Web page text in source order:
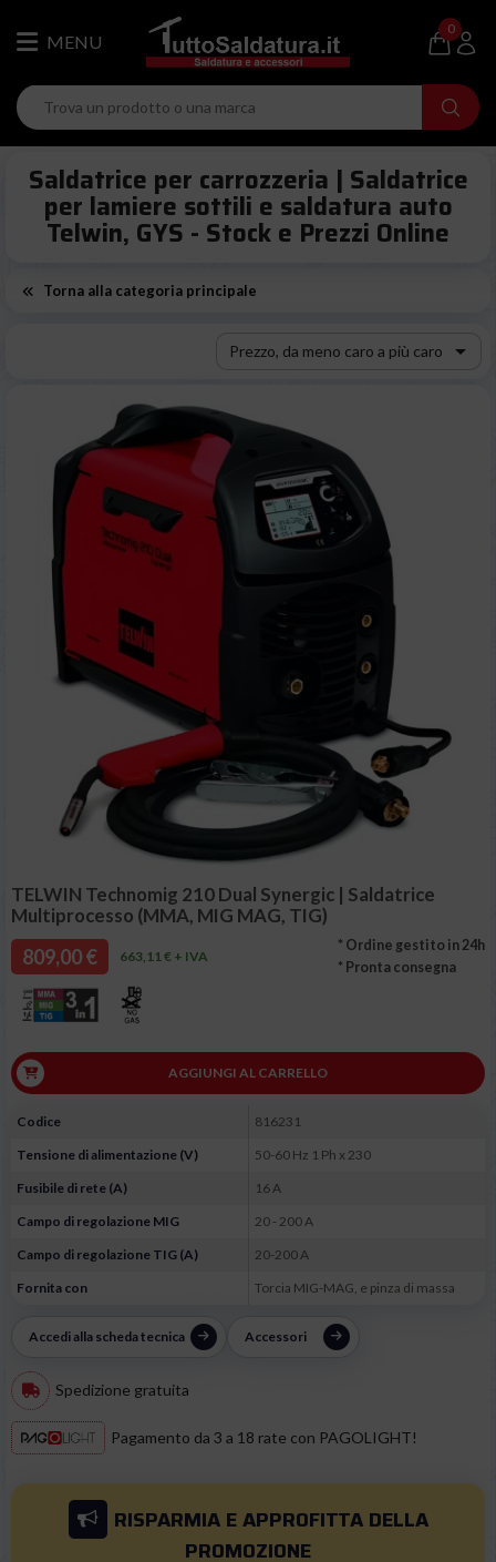
0
Saldatrice per carrozzeria | Saldatrice
per lamiere sottili e saldatura auto
Telwin, GYS - Stock e Prezzi Online
Torna alla categoria principale
Prezzo, da meno caro a più caro 
TELWIN Technomig 210 Dual Synergic | Saldatrice
Multiprocesso (MMA, MIG MAG, TIG)
809,00 € 663,11 € + IVA
* Ordine gestito in 24h
* Pronta consegna
AGGIUNGI AL CARRELLO
Codice
816231
Tensione di alimentazione (V)
50-60 Hz 1 Ph x 230
Fusibile di rete (A)
16 A
Campo di regolazione MIG
20 - 200 A
Campo di regolazione TIG (A)
20-200 A
Fornita con
Torcia MIG-MAG, e pinza di massa
Accedi alla scheda tecnica Accessori
Spedizione gratuita
Pagamento da 3 a 18 rate con PAGOLIGHT!
RISPARMIA E APPROFITTA DELLA
PROMOZIONE